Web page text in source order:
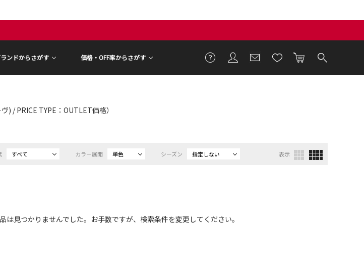
ンドからさがす 価格・OFF率からさがす
) / PRICE TYPE：OUTLET価格）
すべて カラー展開 単色 シーズン 指定しない 表示
は見つかりませんでした。お手数ですが、検索条件を変更してください。